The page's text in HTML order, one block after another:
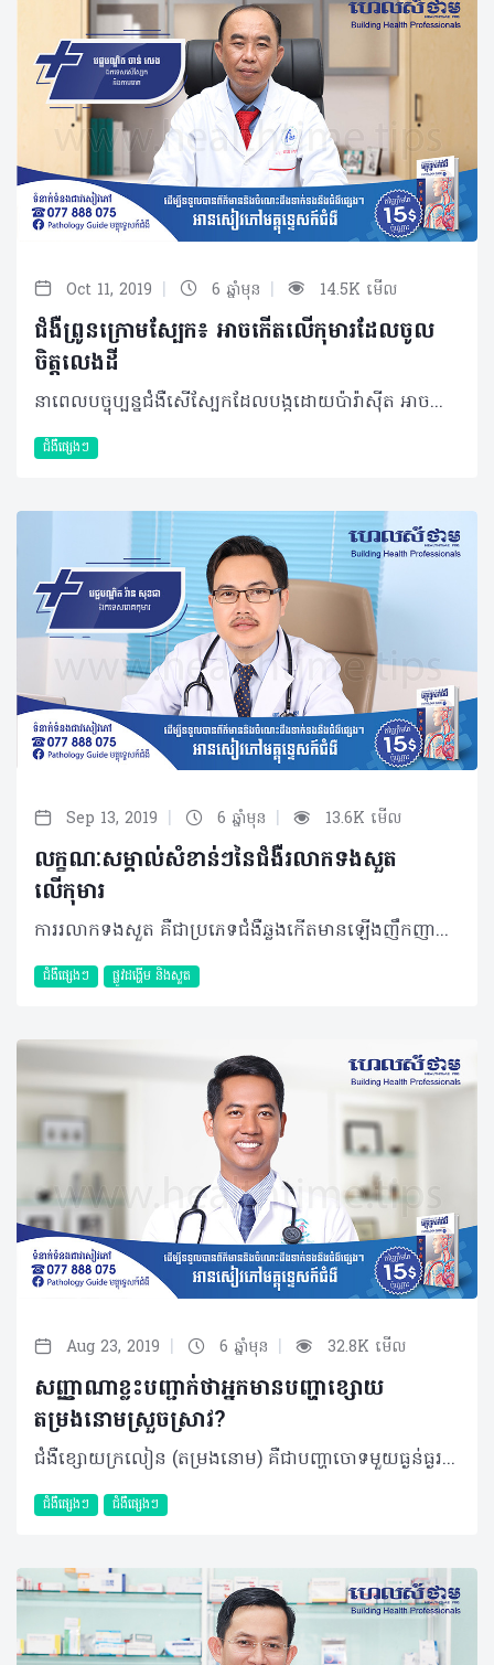
Oct 11, 2019 | 6 ឆ្នាំមុន | 14.5K មើល
ជំងឺព្រូនក្រោមស្បែក៖ អាចកើតលើកុមារដែលចូល
ចិត្តលេងដី
នាពេលបច្ចុប្បន្នជំងឺសើស្បែកដែលបង្កដោយប៉ារ៉ាស៊ីត អាចចោទជាបញ្ហាមួយចំនួនហើយបញ្ហាទាំងនោះមានច្រើនក្នុងប្រទេសកម្ពុជា ក៏ដូចជាប្រទេសនៅតំបន់ត្រូពិច (Southern Asia) អាមេរិក និងប្រទេសអាហ្វ្រិកផងដែរ។ ជំងឺ Cutaneous Larva migrans ភាគច្រើនកើតឡើងលើកុមារជាងមនុស្សពេញវ័យពីព្រោះកុមារចូលចិត្តលេងដីខ្សាច់ និងដេកលើដីខ្សាច់ជាដើម។ និយមន័យ ជំងឺសើស្បែកដែលបង្កដោយប៉ារ៉ាស៊ីត ឬពាក្យបច្ចេកទេសហៅថា Cutaneous Larva migrans គឺជាជំងឺមួយដែលបង្កឡើងដោយពពួកប៉ារ៉ាស៊ីតម្យ៉ាងដែលជាពពួកព្រូន Hookworm មានលក្ខណៈជាព្រូនដែលរស់នៅក្រោមស្បែក។ មូលហេតុចម្បង និងកត្តាប្រឈម មានមូលហេតុចម្បងជាច្រើនដែលបង្កឲ្យមានជំងឺសើស្បែកពីពពួកប៉ារ៉ាស៊ីត តែកត្តាសំខាន់ដែលបណ្តាលឲ្យមានជំងឺនេះគឺពពួកប៉ារ៉ាស៊ីតដែលរស់នៅក្នុងពោះវៀនសត្វឆ្កែ ឆ្មា សត្វព្រៃ ហើយពងរបស់វានឹងវិវឌ្ឍទៅជាដង្កូវដែលរស់នៅក្នុងដីក្តៅ ឬដីខ្សាច់សើម។ ដោយឡែកការចម្លងនេះកើតឡើងនៅពេលដែលស្បែកប៉ះផ្ទាល់ទៅនឹងដីខ្សាច់ និងដង្កូវចូលទៅក្នុងស្បែកដែលមិនបានការពារជាធម្មតាមានដូចជាជើងប្រអប់ជើង គូទ ឬខ្នងជាដើម។ ក្រៅពីមូលហេតុចម្បងខាងលើ ក៏មានកត្តាជំរុញ ឬប្រឈមមួយចំនួនទៀតដែលធ្វើឲ្យមានបញ្ហានេះកើតឡើងរួមមាន៖ • ចំណង់ចំណូលចិត្ត និងមុខរបរដែលពាក់ព័ន្ធនឹងការទំនាក់ទំនងជាមួយដីខ្សាច់ក្តៅ ឬដីខ្សាច់សើម • កុមារដែលចូលចិត្តលេងដីខ្សាច់ ឬអ្នកដើរលេងតាមឆ្នេរខ្សាច់ • ការធ្វើដំណើរទៅតំបន់ត្រូពិចជាដើម។ល។ រោគសញ្ញា និងរោគវិនិច្ឆ័យ ជាទូទៅ ជំងឺ Cutaneous Larva migrans នេះអាចលេចចេញជារោគសញ្ញាសម្គាល់ខុសពីធម្មតាដូចជា៖ រមាស់ និងកន្ទួលក្រហមដោយមានរាងដូចពស់។ ដោយឡែកចំពោះជំងឺសើស្បែកបង្កដោយពពួកប៉ារ៉ាស៊ីតនេះអាចធ្វើរោគវិនិច្ឆ័យបានតាមរយៈការពិនិត្យទៅលើរោគសញ្ញាគ្លីនិក។ ម៉្យាងវិញទៀតយើងអាចធ្វើរោគវិនិច្ឆ័យបានតាមរយៈការពិនិត្យឈាម និងលាមក [Stool examination and Complete blood count (CBC)] ដើម្បីដឹងបន្ថែម និងឲ្យកាន់តែច្បាស់ថាពិតជាបង្កឡើងពីពពួកប៉ារ៉ាស៊ីត។ ការព្យាបាល និងផលវិបាក ជាទូទៅ ប្រសិនបើលោក លោកស្រី ឬអាណាព្យាបាលកុមារដែលមានបញ្ហាដូចបានរៀបរាប់ខាងលើត្រូវប្រញាប់មកពិគ្រោះជាមួយគ្រូពេទ្យឯកទេសសើស្បែក ឬគ្រូពេទ្យជំនាញដើម្បីមកព្យាបាលឲ្យបានចំចំណុច និងត្រឹមត្រូវ។ លើសពីនេះ យើងក៏អាចព្យាបាលបញ្ហានេះបានដោយការប្រើប្រាស់ថ្នាំ Albendazole បានផងដែរ។ ប្រសិនបើមិនបានទទួលការព្យាបាលទាន់ពេលវេលា និងមិនត្រឹមត្រូវនោះទេវានឹងផ្តល់ផលវិបាកអាចឲ្យមានការបង្ករោគនៅលើស្បែក និងរលាកសួតដោយកម្រ (Loeffler’s syndrome)។ វិធីសាស្រ្តការពារ ដោយហេតុថានាពេលបច្ចុប្បន្ន បញ្ហានេះកើតឡើងនៅប្រទេសកម្ពុជាច្រើន អ្នកគួរតែការពារខ្លួន ក៏ដូចជាកុមារដូចពាក្យស្លោកមួយបានពោលថា "ការពារគឺប្រសើរជាងព្យាបាល"។ វិធីល្អបំផុតដើម្បីការពារមិនឲ្យមានបញ្ហាស្បែកដែលបង្កដោយប៉ារ៉ាស៊ីត (ព្រូនក្រោមស្បែក) រួមមាន៖ • ចៀសវាងនៅជិតគ្នាដោយផ្ទាល់រវាងស្បែកទទេនឹងដី នៅកន្លែងដែលមានហានិភ័យនៃការឆ្លង • គេង ឬអង្គុយនៅលើឆ្នេរខ្សាច់ ត្រូវប្រើកន្សែង ឬកម្រាលមកក្រាលជាមុនសិន • ត្រូវពាក់ស្បែកជើងពេលអ្នកដើរលើឆ្នេរខ្សាច់ ឬនៅកន្លែងដែលអ្នកសង្ស័យថាមានលាមកសត្វ។ បកស្រាយដោយ៖ វេជ្ជបណ្ឌិត ចាន់ សេង ឯកទេសសើស្បែក និងកាមរោគនៃ មន្ទីរពេទ្យមិត្តភាពកម្ពុជា-ចិនព្រះកុសុមៈ អត្ថបទ៖ ដកស្រង់ចេញពីទស្សនាវដ្ដី ហេលស៍ថាម ប្រូ លេខ ៨៣ 2019 រក្សាសិទ្ធិគ្រប់យ៉ាង​ដោយ Healthtime Corporation ចំពោះគ្រប់អត្ថបទដោយគ្មានផ្នែកណាមួយត្រូវបោះពុម្ពផ្សាយចូលប្រព័ន្ធអុីនធឺណែតឧបករណ៍អេឡិចត្រូនិកអាត់ជាសំឡេងឬថតចំលងគ្រប់រូបភាពដោយគ្មានការអនុញ្ញាតឡើយ
ជំងឺផ្សេងៗ
Sep 13, 2019 | 6 ឆ្នាំមុន | 13.6K មើល
លក្ខណៈសម្គាល់សំខាន់ៗនៃជំងឺរលាកទងសួត
លើកុមារ
ការរលាកទងសួត គឺជាប្រភេទជំងឺឆ្លងកើតមានឡើងញឹកញាប់ចំពោះក្មេងតូច និងទារក ដោយសារមានការរលាក និងស្ទះក្នុងទងសួត (Bronchiole) ដែលភាគច្រើនបង្កឡើងពីវីរុស។ ជាធម្មតារយៈពេលនៃជំងឺរលាកទងសួត គឺនៅអំឡុងខែត្រជាក់។ ជំងឺរលាកទងសួត ចាប់ផ្តើមជាមួយនឹងរោគសញ្ញាប្រហាក់ប្រហែលទៅនឹងជំងឺផ្តាសាយ ប៉ុន្តែវាអាចវិវឌ្ឍទៅជាក្អក ឮសំឡេងពេលដកដង្ហើម និងពេលខ្លះពិបាកដកដង្ហើម។ សញ្ញានៃការរលាកទងសួតអាចស្ថិតនៅពីច្រើនថ្ងៃទៅច្រើនសប្តាហ៍ ឬរហូតដល់មួយខែ។ កុមារភាគច្រើនបានធូរស្រាលដោយការសម្រាកព្យាបាលនៅផ្ទះ និងមានភាគរយតិចបំផុតដែលទាមទារឲ្យមានការព្យាបាលនៅមន្ទីរពេទ្យ។ លក្ខណៈនៃជំងឺ ការរលាកដែលប៉ះពាល់ផ្នែកនៃសួតត្រង់ bronchioles ត្រូវបានហៅថាជាជំងឺរលាកទងសួត។ Bronchioles មានលក្ខណៈតូច បំពង់មែកធាងដែលដឹកនាំខ្យល់ចេញចូលពីសួត។ នៅពេលបំពង់នេះ ត្រូវបានឆ្លងមេរោគ វាឡើងហើម និងពេញដោយស្លេស្ម ដែលធ្វើឲ្យពិបាកក្នុងការដកដង្ហើម។ ជំងឺរលាកទងសួតជាធម្មតាប៉ះពាល់ដល់ក្មេងអាយុក្រោម ២ឆ្នាំ ដែលអាចជាដោយខ្លួនឯងចំពោះក្មេងភាគច្រើន ប៉ុន្តែកុមារខ្លះដែលមានជំងឺនេះត្រូវការជួបប្រឹក្សាជាមួយគ្រូពេទ្យជាចាំបាច់។ ការចម្លងរោគ មូលហេតុចម្បងនៃការរលាកទងសួតគឺបណ្ដាលមកពីវីរុសមានឈ្មោះថា respiratory syncytial virus ឬ RSV។ វីរុសប្រភេទនេះរស់នៅក្នុងដំណក់ទឹកល្អិតៗ ដែលមាននៅក្នុងខ្យល់ពេលអ្នកជំងឺក្អក ឬកណ្តាស់ដែលអាចសាយភាយបានយ៉ាងងាយស្រួលពីមនុស្សម្នាក់ ទៅកាន់មនុស្សម្នាក់ទៀត។ រោគសញ្ញា ជាទូទៅ ការរលាកទងសួត ចាប់ផ្តើមដូចជាជំងឺផ្តាសាយដែរ ដែលកុមារតែងលេចឡើងនូវអាការៈដូចខាងក្រោម៖ • តឹងច្រមុះ ឬហៀរសម្បោរ • ក្អកដែលមានលក្ខណៈស្រាល • ក្តៅខ្លួនលើសពី៣៨ អង្សាសេ • ថយចុះចំណង់អាហារ។ នៅពេលការរលាកទងសួតកាន់តែវិវឌ្ឍធ្ងន់ធ្ងរ កុមារអាចលេចឡើងនូវសញ្ញាបន្ថែមរួមមាន៖ • ដកដង្ហើមញាប់ ឬមានបញ្ហាដង្ហើម៖ ចំពោះទារក សញ្ញាដំបូងអាចជាការផ្អាកដង្ហើមក្នុងរយៈពេលពី ១៥វិនាទី ឬ២០វិនាទី • ឮសំឡេងពេលដកដង្ហើម (ជាធម្មតាមានរយៈពេល៧ថ្ងៃ) • ក្អកធ្ងន់ធ្ងរ (រហូតដល់១៤ថ្ងៃ ឬយូរជាងនេះ) • មានបញ្ហាក្នុងការញ៉ាំ និងផឹក (ដោយសារសញ្ញាផ្សេងៗ)។ ការព្យាបាល ការព្យាបាលសំខាន់បំផុតនៃជំងឺរលាកទងសួត គឺត្រូវប្រាកដថាទារក ឬកូនរបស់អ្នកទទួលបានអុកស៊ីសែនគ្រប់គ្រាន់ ដោយគ្រូពេទ្យ ឬគិលានុបដ្ឋាកត្រូវបឺតស្លេស្មចេញពីច្រមុះកូនអ្នក ឬផ្តល់ខ្យល់មានសំណើម ឬអុកស៊ីសែនសម្រាប់ការដកដង្ហើម។ គួរបញ្ជាក់ថាគ្រូពេទ្យនឹងមិនផ្តល់ថ្នាំអង់ទីប៊ីយ៉ូទិកទេ ព្រោះការរលាកទងសួតបង្កឡើងពីវីរុស ហើយអង់ទីប៊ីយ៉ូទិកមិនមានប្រសិទ្ធភាពសម្លាប់វីរុសបានឡើយ។ ការថែទាំទារក ជាការពិតណាស់ គន្លឹះមួយចំនួនដែលឪពុកម្តាយគួរអនុវត្តដើម្បីជួយដល់កូនៗពីជំងឺរលាកទងសួតនេះរួមមាន៖ • ត្រូវប្រាកដថាកូនអ្នកទទួលបានជាតិទឹកគ្រប់គ្រាន់ • ប្រើប្រាស់ឧបករណ៍ផ្តល់សំណើមក្នុងបន្ទប់គេងរបស់កូនអ្នក • បើកូនអ្នកមិនស្រួលដោយសារក្តៅខ្លួន អ្នកអាចព្យាបាលដោយប្រើប៉ារ៉ាសេតាម៉ុល ឬ Ibuprofen • ចៀសវាងការប្រើ Aspirin ចំពោះក្មេងអាយុតិចជាង ១៨ឆ្នាំ • សម្អាតច្រមុះកូនអ្នកជាមួយសូលុយស្យុងសេរ៉ូមប្រៃ • បើកូនអ្នកមានអាយុលើសពី១ឆ្នាំ អាចផ្តល់អាហារក្តៅឧណ្ហៗ សារធាតុរាវថ្លាដើម្បីសម្រួលបំពង់ក និងជួយកាត់បន្ថយស្លេស្ម • ឲ្យកូនអ្នកគេងកើយខ្នើយបើពួកគេអាយុលើសពីមួយឆ្នាំ (មិនត្រូវប្រើខ្នើយទេបើកូនអ្នកអាយុក្រោម ១ឆ្នាំ) • គួរគេងក្នុងបន្ទប់ជាមួយកូនអ្នក ដូច្នេះ អ្នកនឹងអាចដឹងភ្លាមៗប្រសិនពួកគេពិបាកដកដង្ហើម • មិនអនុញ្ញាតឲ្យមាននរណាម្នាក់ជក់បារីនៅក្បែរកូនអ្នកឡើយ។ ការការពារ អ្នកអាចកាត់បន្ថយឱកាសដែលកូនអ្នកនឹងកើតជំងឺរលាកទងសួតដោយ៖ • លាងសម្អាតដៃអ្នក និងដៃកូនរបស់អ្នកឲ្យបានញឹកញាប់ជាមួយសាប៊ូដុំ និងទឹក ឬប្រើអាល់កុលជូតដៃ • នៅឲ្យឆ្ងាយពីមនុស្សពេញវ័យ ឬក្មេងដែលឈឺ • ចាក់វ៉ាក់សាំងបង្ការជំងឺផ្តាសាយជាប្រចាំចំពោះអ្នក និងកូនតូចរបស់អ្នក។ ជំងឺរលាកទងសួតអាចលាប់ឡើងវិញ ហើយការបង្ករោគអាចកើតឡើងលើសពីម្តងអំឡុងពេលជាមួយគ្នាក្នុងរដូវកាលនៃជំងឺផ្លូវដង្ហើម ហើយអ្នកជំងឺខ្លះអាចមានការបង្ករោគពីវីរុសពីរផ្សេងគ្នាក្នុងពេលតែមួយ។ បន្ថែមពីនោះ គ្រប់អ្នកជំងឺរលាកទងសួតត្រូវរក្សាគម្លាតឲ្យនៅដាច់ដោយឡែកពីអ្នកជំងឺផ្សេងទៀតដែលមាន និងគ្មានជំងឺរលាកទងសួត។ ប្រសិនបើចាំបាច់ អ្នកជំងឺដែលបង្កពីវីរុសដូចគ្នាអាចនៅបន្ទប់ជាមួយគ្នា ទោះជាយ៉ាងណាក៏ដោយបម្រុងប្រយ័ត្នគួរតែត្រូវបានអនុវត្តជានិច្ច។ ការវិវឌ្ឍ គួរបញ្ជាក់ដែរថា កុមារដែលធ្លាប់មានជំងឺរលាកទងសួតអាចនឹងពិបាកដកដង្ហើម ឬដកដង្ហើមឮម្តងទៀតក្នុងកម្រិតតែ៥០% ប៉ុណ្ណោះ។ ម៉្យាងទៀតគេនៅមិនទាន់ច្បាស់ថា តើវីរុសអាចបង្កឲ្យមានជំងឺហឺតបន្ថែមទៀត ឬកុមារដែលមានជំងឺហឺតអាចប្រឈមខ្ពស់ទៅនឹងជំងឺរលាកទងសួតឬយ៉ាងណា។ បកស្រាយដោយ៖ វេជ្ជបណ្ឌិត វ៉ាន សុខជា ឯកទេសរោគកុមារ សញ្ញាបត្រពីប្រទេសបារំាងនិងអូស្ត្រាលី បម្រើការនៅមន្ទីរពេទ្យកុមារជាតិ និងជាប្រធានមន្ទីរសំរាកព្យាបាលរោគកុមារ ម៉ាក់ស៊ីឃែរ អត្ថបទ៖ ដកស្រង់ចេញពីទស្សនាវដ្ដី ហេលស៍ថាម ប្រូ លេខ ៨៣ 2019 រក្សាសិទ្ធិគ្រប់យ៉ាង​ដោយ Healthtime Corporation ចំពោះគ្រប់អត្ថបទដោយគ្មានផ្នែកណាមួយត្រូវបោះពុម្ពផ្សាយចូលប្រព័ន្ធអុីនធឺណែតឧបករណ៍អេឡិចត្រូនិកអាត់ជាសំឡេងឬថតចំលងគ្រប់រូបភាពដោយគ្មានការអនុញ្ញាតឡើយ
ជំងឺផ្សេងៗ ផ្លូវដង្ហើម និងសួត
Aug 23, 2019 | 6 ឆ្នាំមុន | 32.8K មើល
សញ្ញាណាខ្លះបញ្ជាក់ថាអ្នកមានបញ្ហាខ្សោយ
តម្រងនោមស្រួចស្រាវ?
ជំងឺខ្សោយក្រលៀន (តម្រងនោម) គឺជាបញ្ហាចោទមួយធ្ងន់ធ្ងរផងដែរ។ ជាក់ស្តែង ប្រទេសកម្ពុជា ជំងឺខ្សោយក្រលៀនជាប្រធានបទក្តៅគគុកមួយដែលប្រជាជនកំពុងតែចាប់អារម្មណ៍ ហើយក៏មានការភ័យខ្លាចថែមទៀតផង។ តើអ្វីជាបញ្ហាខ្សោយតម្រងនោមស្រួចស្រាវ? បញ្ហាខ្សោយតម្រងនោមស្រួចស្រាវគឺជាការថយចុះភ្លាមៗនូវមុខងារនៃការច្រោះទឹកនោម ( La baisse brutale du debit de filtration glomerulaire) បណ្តាលឲ្យមានការចាល់នូវសារធាតុពុលក្នុងរាងកាយ (Hyperuricémie, Hypercréatininémie…)។ អ្វីជាមូលហេតុចម្បង និងកត្តាជំរុញនៃបញ្ហាខ្សោយតម្រងនោមស្រួចស្រាវ? • ការខ្សោយក្រលៀនស្រួចស្រាវដោយការស្ទះផ្លូវបង្ហួរនោម (IRA Obstructive) ក្រួសក្នុងប្រព័ន្ធបង្ហូរទឹកនោម។ ក្នុងនោះក៏មានករណីពិសេសមួយចំនួនផងដែរ ដូចជាក្រួសស្ទះបង្ហូរទឹកនោមនៃបុគ្គលដែលមានតម្រងនោមតែម្ខាងពីកំណើត(Rein Unique)។ មួយវិញទៀតគឺក្រួសស្ទះក្នុងផ្លូវបង្ហូរទឹកនោមទាំងសងខាងតែម្តង (Lithiases Urinaires Obstructives Bilaterales) • ការខ្សោយក្រលៀនស្រួចស្រាវនៃមុខងារ (IRA Fonctionnelle) ការបាត់បង់ជាតិទឹកខាងក្រៅកោសិកាក្នុងករណីនេះមានដូចជា៖ បាត់បង់ជាតិទឹកតាមរយៈការក្អួត រាកខ្លាំង ការរលាកខ្លាំង ការនោមច្រើននៃអ្នកជំងឺទឹកនោមផ្អែម ឬការនោមច្រើនក្រោយពេលវះកាត់ក្រួសក្នុងប្រព័ន្ធផ្លូវបង្ហូរទឹកនោម (Syndrome de leve d’ostacle) ការថយចុះនៃបរិមាណឈាម ទឹកនោមប្រៃធ្ងន់ធ្ងរ ក្រិនថ្លើមធ្ងន់ធ្ងរ ការចុះសម្ពាធឈាម និងការព្យាបាលដោយថ្នាំបញ្ចុះទឹកនោមហួសកម្រិត ឬមិនបានទៅពិនិត្យតាមដានជាមួយវេជ្ជបណ្ឌិត • ការខូចខាតទៅលើសាច់តម្រងនោមតែម្តង (IRA Organique)។ ក្រៅពីមូលហេតុចម្បងខាងលើ ក៏មានកត្តាជំរុញផ្សេងទៀតផងដែររួមមាន៖ ជំងឺដុំសាច់ប្រូស្តាត ដុំសាច់ប្លោកនោម មហារីកមាត់ស្បូន ឬដៃស្បូនដែលមានការរីករាលដាលស៊ីដល់ផ្លូវបង្ហូរទឹកនោម ឬអាចសង្កត់ទៅលើផ្លូវបង្ហូរទឹកនោម ព្រមទាំងមានការរលាកសាច់តម្រងនោមរុំារ៉ៃនិងការចុះខ្សោយក្រពេញលើតម្រងនោម (Insuffisance Surrénale)។ ក្នុងនេះផងដែរ គេសង្កេតឃើញថា បុគ្គលដែលងាយប្រឈមនឹងជំងឺនេះមានដូចជា៖ • ធ្លាប់មានប្រវត្តិកើតក្រួសក្នុងប្រព័ន្ធតម្រងនោម • លើសជាតិអាស៊ីតអ៊ុយរិច (+/- Calcul acideuique) • អ្នកជំងឺក្រិនថ្លើមធ្ងន់ធ្ងរ • តំណពូជជាដើម។ល។ តើបញ្ហាខ្សោយតម្រងនោមស្រួចស្រាវនេះមានសញ្ញាសម្គាល់អ្វីខ្លះ? យើងអាចកត់សម្គាល់នូវរោគសញ្ញាខាងក្រោមដើម្បីជាគន្លឹះដែលអាចសង្ស័យថាជាការខ្សោយតម្រងនោមស្រួចស្រាវ ដែលសញ្ញាទាំងនោះមានដូចជា៖ • ប្រវត្តិធ្លាប់មានក្រួសប្រព័ន្ធតម្រងនោម៖ ឈឺចុកចង្កេះដែលមានការរាលចាក់ទៅអវៈយវៈភេទខាងក្រៅដែលគេហៅថាចុកតម្រងនោម(Colique Néphrétique) • អ្នកជំងឺអាចមានអាការៈលើសសម្ពាធឈាមឈឺក្បាល មិនឃ្លានបាយ ហត់ ក្អួតចង្អោរ ស្រវាំងភ្នែក ប្រកាច់ សន្លប់ ថយចុះនូវបរិមាណទឹកនោម (Oligurie
ជំងឺផ្សេងៗ ជំងឺផ្សេងៗ